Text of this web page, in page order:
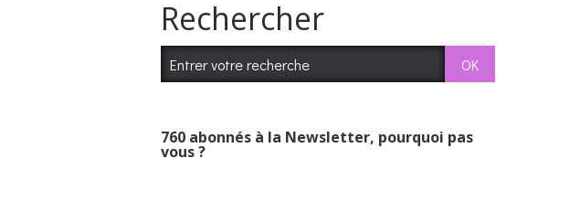
Rechercher
760abonnés à la Newsletter, pourquoi pas
vous ?